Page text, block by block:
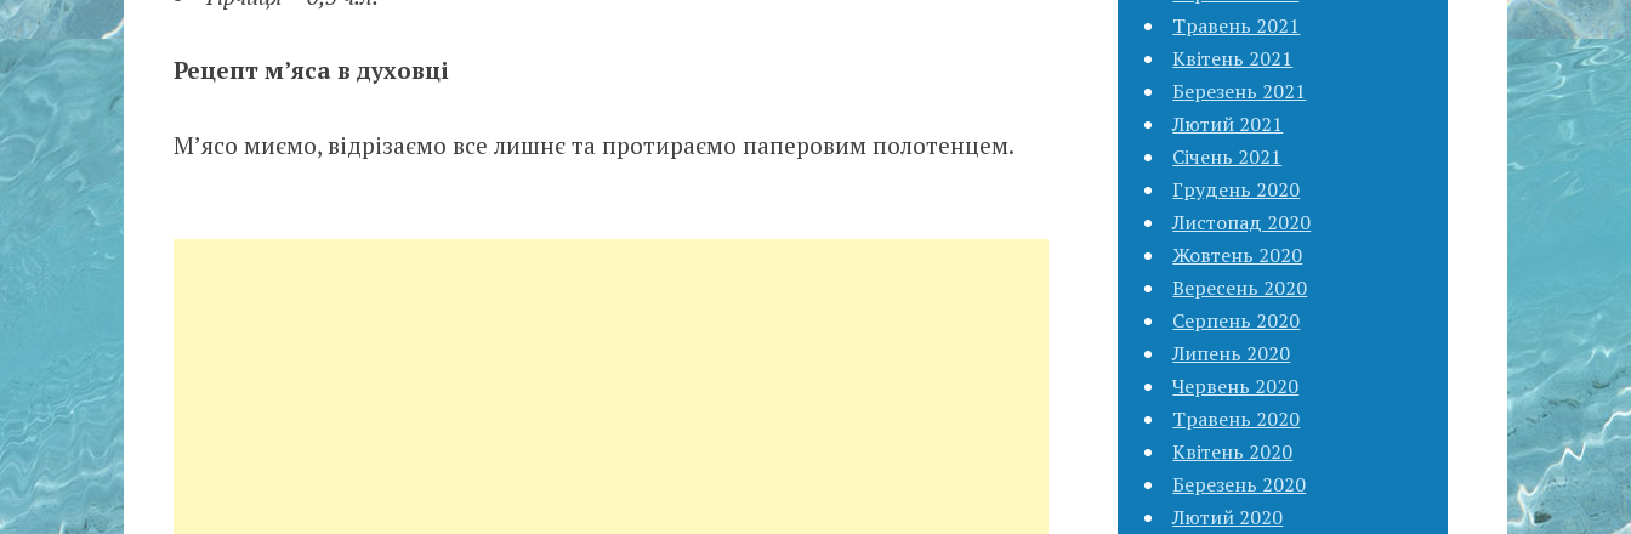
Рецепт м’яса в духовці
М’ясо миємо, відрізаємо все лишнє та протираємо паперовим полотенцем.
Травень 2021
Квітень 2021
Березень 2021
Лютий 2021
Січень 2021
Грудень 2020
Листопад 2020
Жовтень 2020
Вересень 2020
Серпень 2020
Липень 2020
Червень 2020
Травень 2020
Квітень 2020
Березень 2020
Лютий 2020